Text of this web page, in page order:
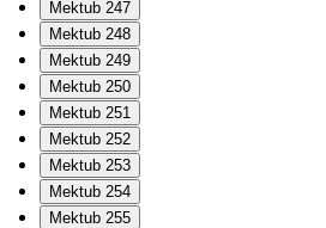
Mektub 247
Mektub 248
Mektub 249
Mektub 250
Mektub 251
Mektub 252
Mektub 253
Mektub 254
Mektub 255